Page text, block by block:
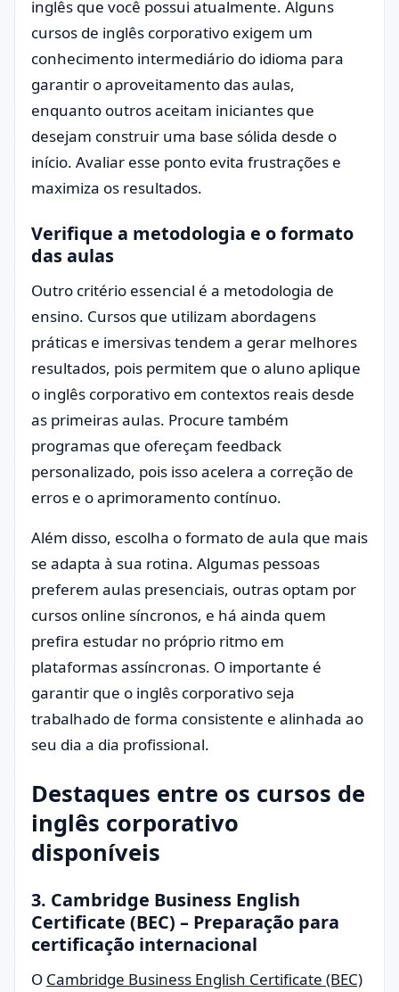
inglês que você possui atualmente. Alguns
cursos de inglês corporativo exigem um
conhecimento intermediário do idioma para
garantir o aproveitamento das aulas,
enquanto outros aceitam iniciantes que
desejam construir uma base sólida desde o
início. Avaliar esse ponto evita frustrações e
maximiza os resultados.
Verifique a metodologia e o formato
das aulas
Outro critério essencial é a metodologia de
ensino. Cursos que utilizam abordagens
práticas e imersivas tendem a gerar melhores
resultados, pois permitem que o aluno aplique
o inglês corporativo em contextos reais desde
as primeiras aulas. Procure também
programas que ofereçam feedback
personalizado, pois isso acelera a correção de
erros e o aprimoramento contínuo.
Além disso, escolha o formato de aula que mais
se adapta à sua rotina. Algumas pessoas
preferem aulas presenciais, outras optam por
cursos online síncronos, e há ainda quem
prefira estudar no próprio ritmo em
plataformas assíncronas. O importante é
garantir que o inglês corporativo seja
trabalhado de forma consistente e alinhada ao
seu dia a dia profissional.
Destaques entre os cursos de
inglês corporativo
disponíveis
3. Cambridge Business English
Certificate (BEC) – Preparação para
certificação internacional
O Cambridge Business English Certificate (BEC)